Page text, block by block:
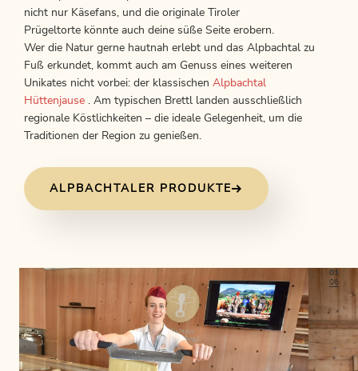
nicht nur Käsefans, und die originale Tiroler
Prügeltorte könnte auch deine süße Seite erobern.
Wer die Natur gerne hautnah erlebt und das Alpbachtal zu
Fuß erkundet, kommt auch am Genuss eines weiteren
Unikates nicht vorbei: der klassischen Alpbachtal
Hüttenjause . Am typischen Brettl landen ausschließlich
regionale Köstlichkeiten – die ideale Gelegenheit, um die
Traditionen der Region zu genießen.
ALPBACHTALER PRODUKTE
01
06